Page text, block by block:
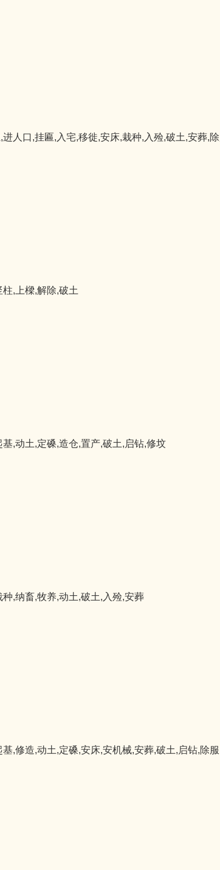
人口,挂匾,入宅,移徙,安床,栽种,入殓,破土,安葬,
,上樑,解除,破土
,动土,定磉,造仓,置产,破土,启钻,修坟
,纳畜,牧养,动土,破土,入殓,安葬
,修造,动土,定磉,安床,安机械,安葬,破土,启钻,除